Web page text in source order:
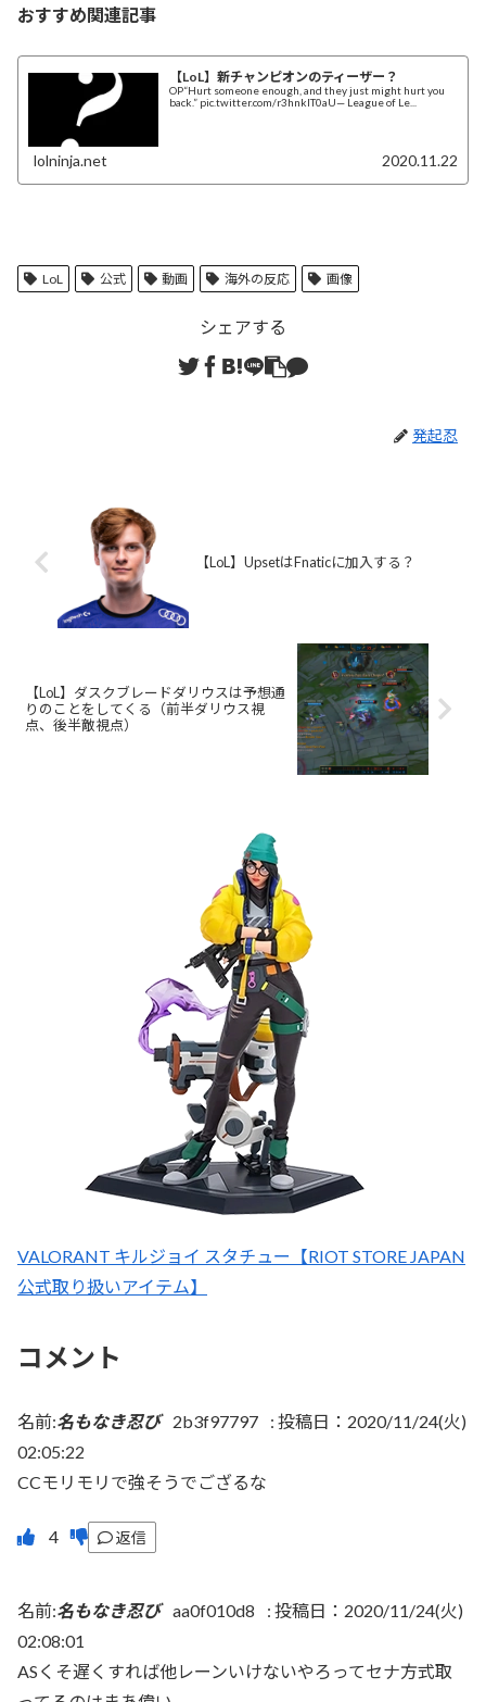
おすすめ関連記事
【LoL】新チャンピオンのティーザー？
OP“Hurt someone enough, and they just might hurt you
back.” pic.twitter.com/r3hnklT0aU— League of Le...
lolninja.net 2020.11.22
LoL 公式 動画 海外の反応 画像
シェアする
発起忍
【LoL】UpsetはFnaticに加入する？
【LoL】ダスクブレードダリウスは予想通
りのことをしてくる（前半ダリウス視
点、後半敵視点）
VALORANT キルジョイ スタチュー【RIOT STORE JAPAN
公式取り扱いアイテム】
コメント
名前:名もなき忍び 2b3f97797 : 投稿日：2020/11/24(火)
02:05:22
CCモリモリで強そうでござるな
返信
名前:名もなき忍び aa0f010d8 : 投稿日：2020/11/24(火)
02:08:01
ASくそ遅くすれば他レーンいけないやろってセナ方式取